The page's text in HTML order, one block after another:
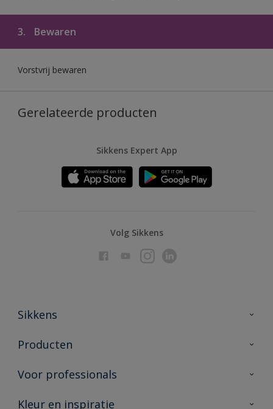
3. Bewaren
Vorstvrij bewaren
Gerelateerde producten
Sikkens Expert App
Volg Sikkens
Sikkens
Over Sikkens
Duurzaamheid
Producten
Producten voor binnen
Vind je verkooppunt
Voor professionals
Advies & service
Kleur en inspiratie